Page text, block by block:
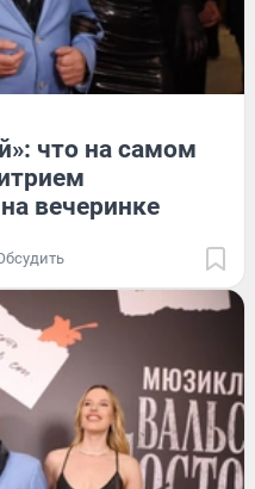
что на самом
вечеринке